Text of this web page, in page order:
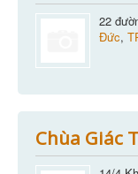
22
Đức,
Chùa Giác